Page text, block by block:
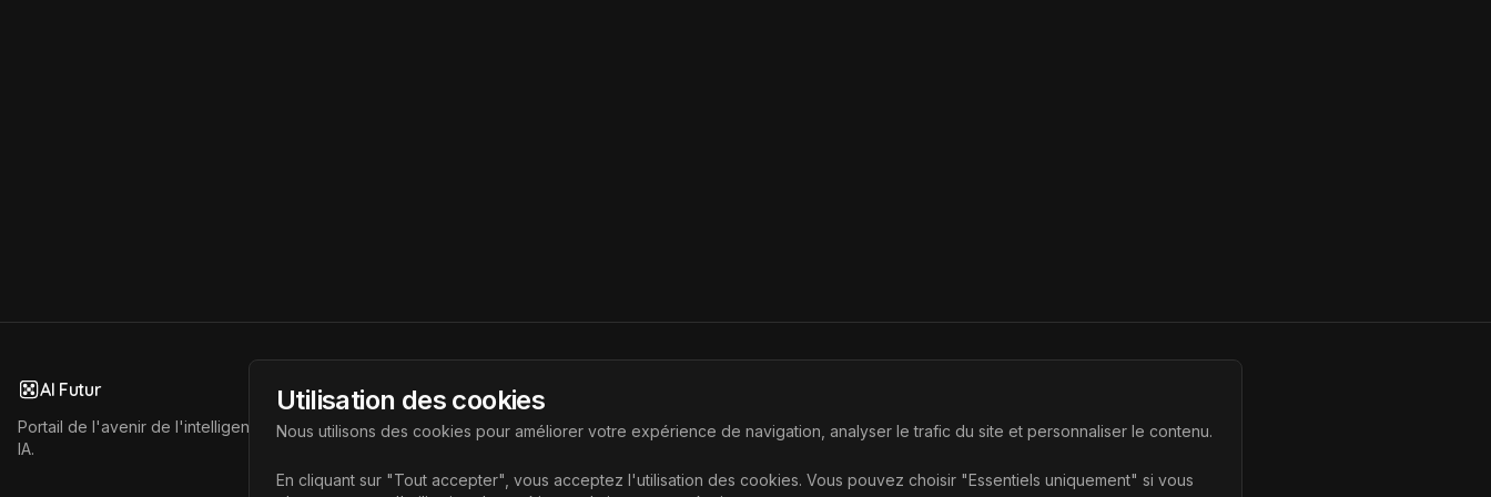
AI Futur
Portail de l'avenir de l'intelligence artificielle, vous aidant à découvrir les dernières technologies
IA.
Accueil
Catégories
Utilisation des cookies
Nous utilisons des cookies pour améliorer votre expérience de navigation, analyser le trafic du site et personnaliser le contenu.
En cliquant sur "Tout accepter", vous acceptez l'utilisation des cookies. Vous pouvez choisir "Essentiels uniquement" si vous